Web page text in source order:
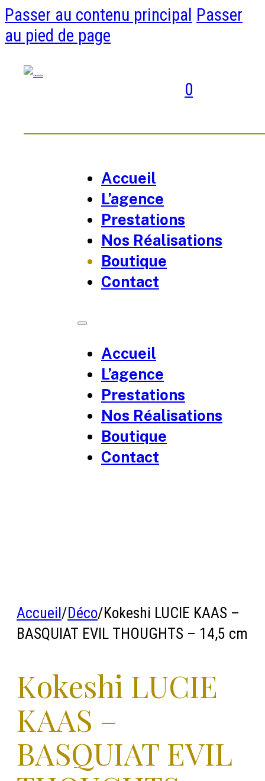
Passer au contenu principal Passer
au pied de page
0
Accueil
L’agence
Prestations
Nos Réalisations
Boutique
Contact
Accueil
L’agence
Prestations
Nos Réalisations
Boutique
Contact
Accueil/Déco/Kokeshi LUCIE KAAS –
BASQUIAT EVIL THOUGHTS – 14,5 cm
Kokeshi LUCIE
KAAS –
BASQUIAT EVIL